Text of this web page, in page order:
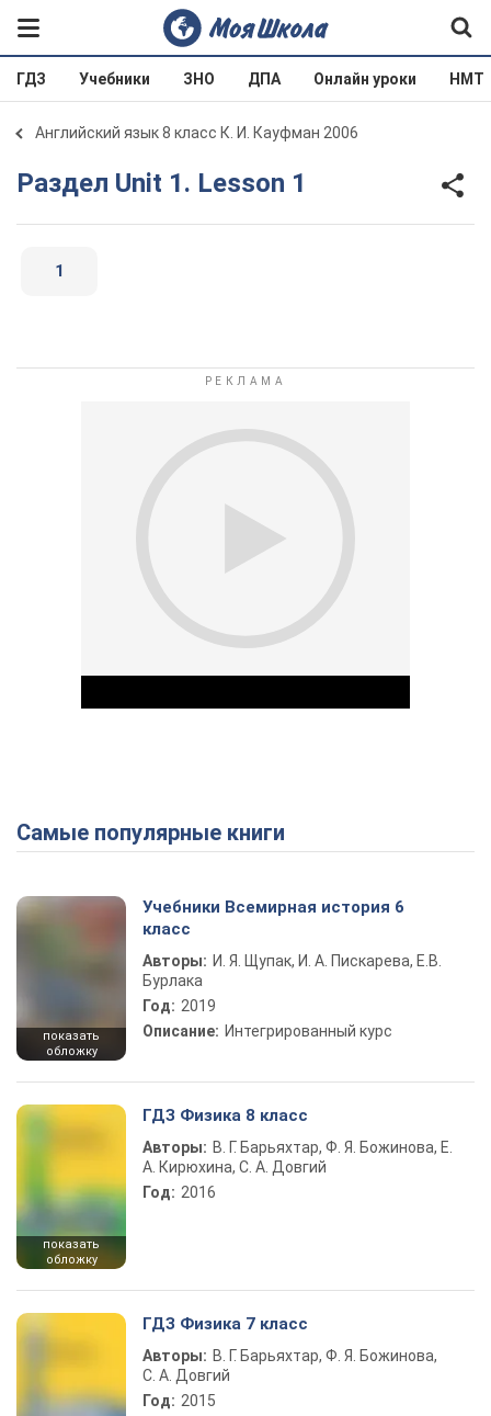
ГДЗ Учебники ЗНО ДПА Онлайн уроки НМТ
Английский язык 8 класс К. И. Кауфман 2006
Раздел Unit 1. Lesson 1
1
Play Video
Самые популярные книги
показать
обложку
Учебники Всемирная история 6
класс
Авторы: И. Я. Щупак, И. А. Пискарева, Е.В.
Бурлака
Год: 2019
Описание: Интегрированный курс
показать
обложку
ГДЗ Физика 8 класс
Авторы: В. Г. Барьяхтар, Ф. Я. Божинова, Е.
А. Кирюхина, С. А. Довгий
Год: 2016
ГДЗ Физика 7 класс
Авторы: В. Г. Барьяхтар, Ф. Я. Божинова,
С. А. Довгий
Год: 2015